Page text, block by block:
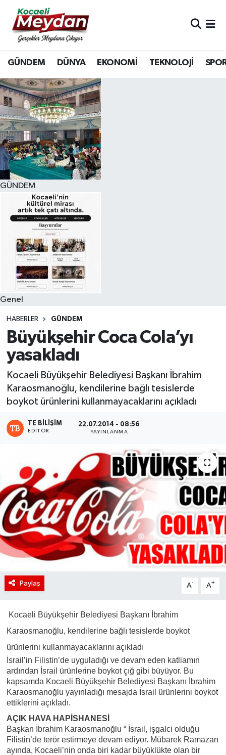
GÜNDEM DÜNYA EKONOMİ TEKNOLOJİ
GÜNDEM
Genel
HABERLER GÜNDEM
Büyükşehir Coca Cola’yı
yasakladı
Kocaeli Büyükşehir Belediyesi Başkanı İbrahim
Karaosmanoğlu, kendilerine bağlı tesislerde
boykot ürünlerini kullanmayacaklarını açıkladı
TE BILIŞIM
EDITÖR
22.07.2014 - 08:56
YAYINLANMA
Paylaş A- A+
Kocaeli Büyükşehir Belediyesi Başkanı İbrahim
Karaosmanoğlu, kendilerine bağlı tesislerde boykot
ürünlerini kullanmayacaklarını açıkladı
İsrail’in Filistin’de uyguladığı ve devam eden katliamın
ardından İsrail ürünlerine boykot çığ gibi büyüyor. Bu
kapsamda Kocaeli Büyükşehir Belediyesi Başkanı İbrahim
Karaosmanoğlu yayınladığı mesajda İsrail ürünlerini boykot
ettiklerini açıkladı.
AÇIK HAVA HAPİSHANESİ
Başkan İbrahim Karaosmanoğlu “ İsrail, işgalci olduğu
Filistin’de terör estirmeye devam ediyor. Mübarek Ramazan
ayında, Kocaeli’nin onda biri kadar büyüklükte olan bir
Nöbetçi Eczaneler
Hava Durumu
Trafik Durumu
Süper Lig Puan Durumu ve Fikstür
Tüm Manşetler
Son Dakika Haberleri
Haber Arşivi